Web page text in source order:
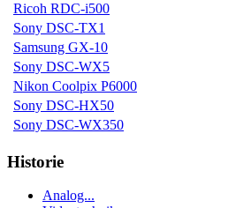
Ricoh RDC-i500
Sony DSC-TX1
Samsung GX-10
Sony DSC-WX5
Nikon Coolpix P6000
Sony DSC-HX50
Sony DSC-WX350
Historie
Analog...